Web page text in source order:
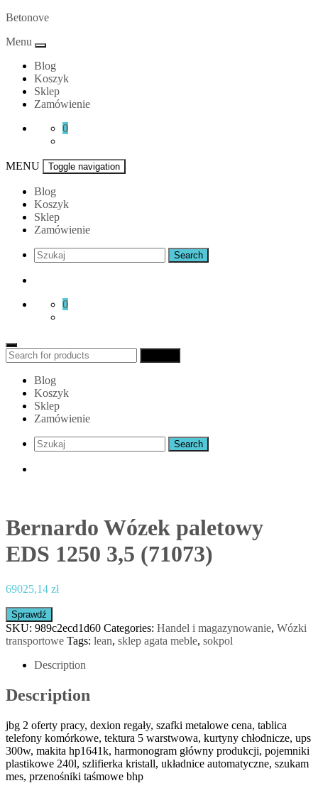
Skip
content
Betonove
Menu
Blog
Koszyk
Sklep
Zamówienie
0
MENU Toggle navigation
Blog
Koszyk
Sklep
Zamówienie
0
Search
for:
Blog
Koszyk
Sklep
Zamówienie
Bernardo Wózek paletowy
EDS 1250 3,5 (71073)
69025,14 zł
Sprawdź
SKU: 989c2ecd1d60 Categories: Handel i magazynowanie, Wózki
transportowe Tags: lean, sklep agata meble, sokpol
Description
Description
jbg 2 oferty pracy, dexion regały, szafki metalowe cena, tablica
telefony komórkowe, tektura 5 warstwowa, kurtyny chłodnicze, ups
300w, makita hp1641k, harmonogram główny produkcji, pojemniki
plastikowe 240l, szlifierka kristall, układnice automatyczne, szukam
mes, przenośniki taśmowe bhp